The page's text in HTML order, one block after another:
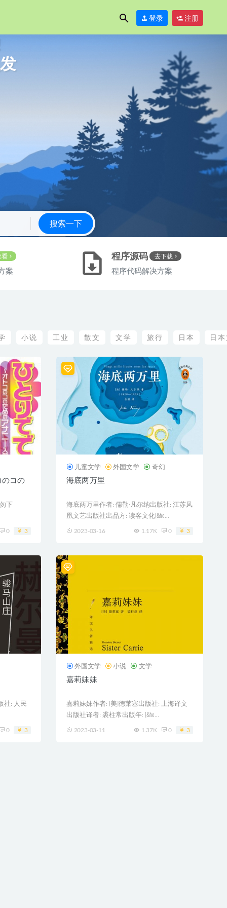
登录 注册
搜索一下
看
案
程序源码 去下载
程序代码解决方案
小说 工业 散文 文学 旅行 日本 日
のコの
下
0 3
儿童文学 外国文学 奇幻
海底两万里
海底两万里作者: 儒勒·凡尔纳出版社: 江苏凤
凰文艺出版社出品方: 读客文化[&he...
2023-03-16 1.17K 0 3
社: 人民
0 3
外国文学 小说 文学
嘉莉妹妹
嘉莉妹妹作者: [美]德莱塞出版社: 上海译文
出版社译者: 裘柱常出版年: [&he...
2023-03-11 1.37K 0 3